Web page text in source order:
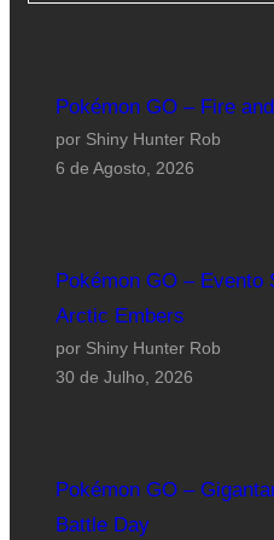
Pokémon GO – Fire
por Shiny Hunter Rob
6 de Agosto, 2026
Pokémon GO – Evento
Arctic Embers
por Shiny Hunter Rob
30 de Julho, 2026
Pokémon GO –
Battle Day